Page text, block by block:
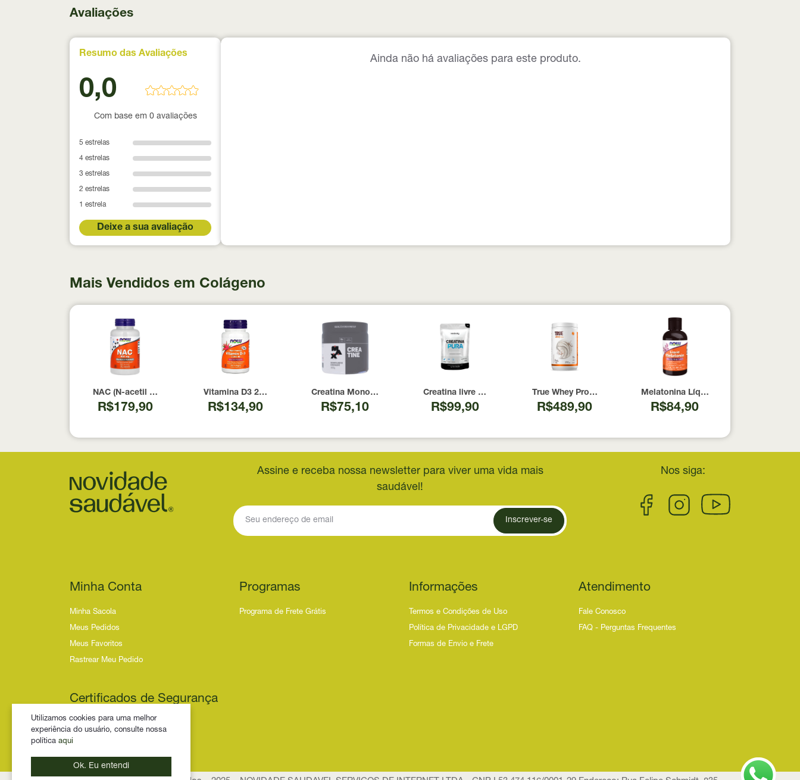
Avaliações
Resumo das Avaliações
0,0
Com base em 0 avaliações
5 estrelas
4 estrelas
3 estrelas
2 estrelas
1 estrela
Deixe a sua avaliação
Ainda não há avaliações para este produto.
Mais Vendidos em Colágeno
NAC (N-acetil Cisteína) 600mg NOW Foods 100 Cápsulas
R$179,90
Vitamina D3 2000 UI Now Foods 240 Cápsulas
R$134,90
Creatina Monohidratada Max Titanium 300g
R$75,10
Creatina livre de metais pesados 100% pura com Laudo 300g Neobody Nutrition
R$99,90
True Whey Protein Coconut Icecream True Source 837g
R$489,90
Melatonina Líquida Now Foods 59ml
R$84,90
Assine e receba nossa newsletter para viver uma vida mais
saudável!
Inscrever-se
Nos siga:
Minha Conta
Minha Sacola
Meus Pedidos
Meus Favoritos
Rastrear Meu Pedido
Programas
Programa de Frete Grátis
Informações
Termos e Condições de Uso
Política de Privacidade e LGPD
Formas de Envio e Frete
Atendimento
Fale Conosco
FAQ - Perguntas Frequentes
Certificados de Segurança
Utilizamos cookies para uma melhor
experiência do usuário, consulte nossa
política aqui
Ok. Eu entendi